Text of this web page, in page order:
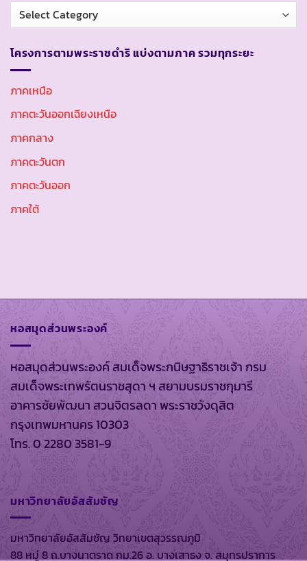
หมวด
หมู่
โครงการตามพระราชดำริ แบ่งตามภาค รวมทุกระยะ
ภาคเหนือ
ภาคตะวันออกเฉียงเหนือ
ภาคกลาง
ภาคตะวันตก
ภาคตะวันออก
ภาคใต้
หอสมุดส่วนพระองค์
หอสมุดส่วนพระองค์ สมเด็จพระกนิษฐาธิราชเจ้า กรม
สมเด็จพระเทพรัตนราชสุดา ฯ สยามบรมราชกุมารี
อาคารชัยพัฒนา สวนจิตรลดา พระราชวังดุสิต
กรุงเทพมหานคร 10303
โทร. 0 2280 3581-9
มหาวิทยาลัยอัสสัมชัญ
มหาวิทยาลัยอัสสัมชัญ วิทยาเขตสุวรรณภูมิ
88 หมู่ 8 ถ.บางนาตราด กม.26 อ. บางเสาธง จ. สมุทรปราการ